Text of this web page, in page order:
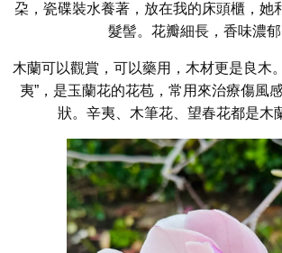
朶，瓷碟裝水養著，放在我的床頭櫃，她
髮髻。花瓣細長，香味濃郁
木蘭可以觀賞，可以藥用，木材更是良木
夷”，是玉蘭花的花苞，常用來治療傷風
狀。辛夷、木筆花、望春花都是木